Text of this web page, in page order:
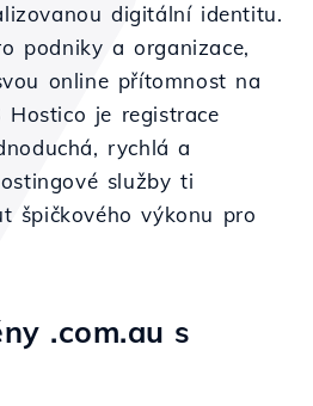
digitální identitu.
podniky a organizace,
online přítomnost na
je registrace
rychlá a
služby ti
špičkového výkonu pro
.com.au s